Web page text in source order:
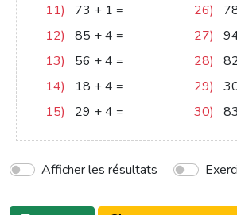
11)
73 + 1 =
12)
85 +4 =
13)
56 +4 =
14)
18 +4 =
15)
29 +4 =
26)
27)
28)
29)
30)
83
Afficher les résultats